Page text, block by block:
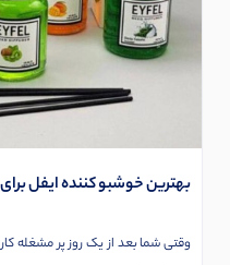
بهترین خوشبو کننده ایفل
وقتی شما بعد از یک روز پر مشغله